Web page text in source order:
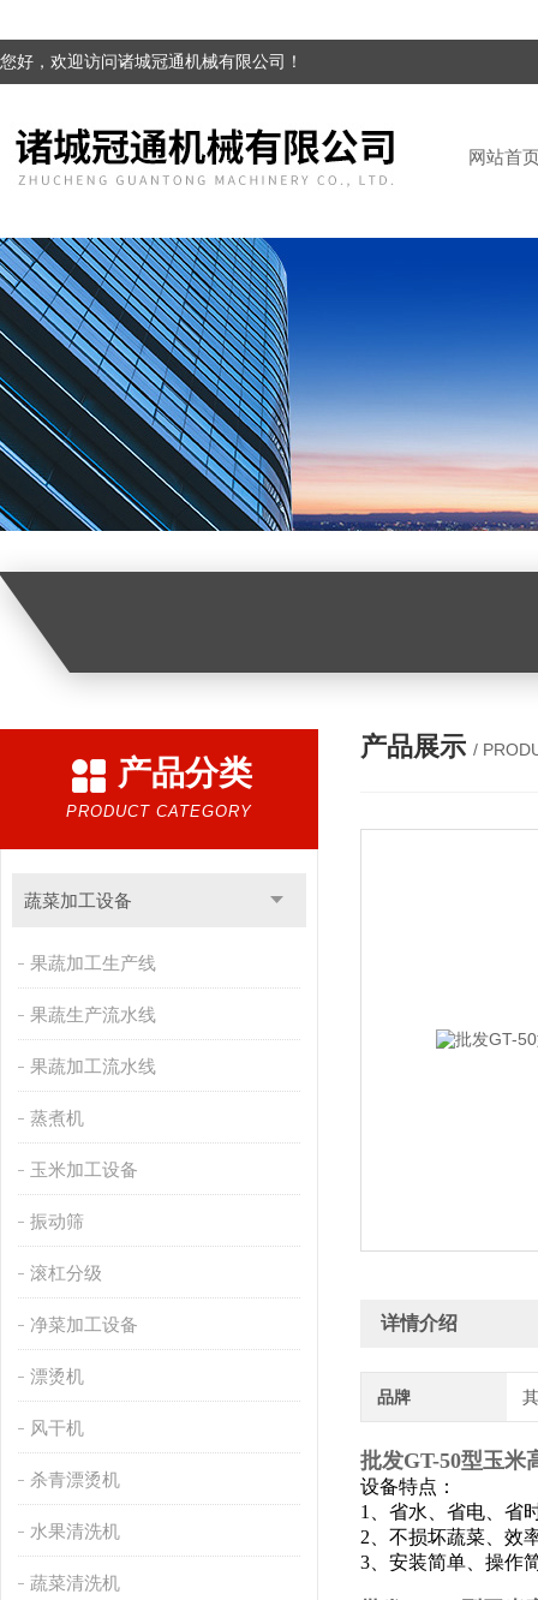
您好，欢迎访问诸城冠通机械有限公司！
网站首
产品分类
PRODUCT CATEGORY
蔬菜加工设备
果蔬加工生产线
果蔬生产流水线
果蔬加工流水线
蒸煮机
玉米加工设备
振动筛
滚杠分级
净菜加工设备
漂烫机
风干机
杀青漂烫机
水果清洗机
蔬菜清洗机
产品展示 /
详情介绍
品牌
批发GT-50型玉米
设备特点：
1、省水、省电、省
2、不损坏蔬菜、效
3、安装简单、操作